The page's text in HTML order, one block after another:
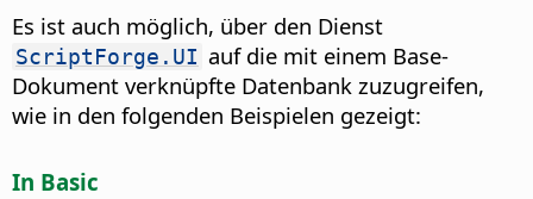
Es ist auch möglich, über den Dienst
ScriptForge.UI auf die mit einem Base-
Dokument verknüpfte Datenbank zuzugreifen,
wie in den folgenden Beispielen gezeigt:
In Basic